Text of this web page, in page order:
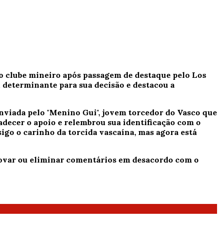
mineiro após passagem de destaque pelo Los
para sua decisão e destacou a
pelo "Menino Gui", jovem torcedor do Vasco que
o apoio e relembrou sua identificação com o
o carinho da torcida vascaína, mas agora está
ou eliminar comentários em desacordo com o